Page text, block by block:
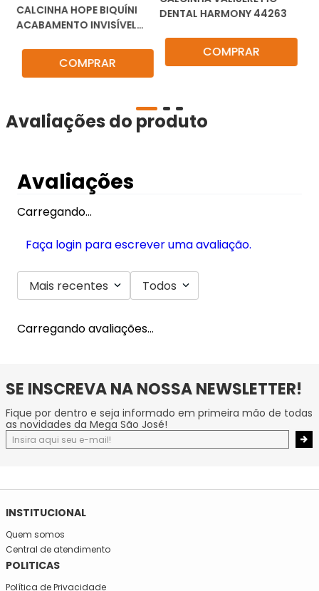
CALCINHA HOPE BIQUÍNI
ACABAMENTO INVISÍVEL
COMPRAR
DENTAL HARMONY 44263
COMPRAR
Avaliações do produto
Avaliações
Carregando…
Faça login para escrever uma avaliação.
Mais recentes Todos
Carregando avaliações…
SE INSCREVA NA NOSSA NEWSLETTER!
Fique por dentro e seja informado em primeira mão de todas
as novidades da Mega São José!
INSTITUCIONAL
Quem somos
Central de atendimento
POLITICAS
Política de Privacidade